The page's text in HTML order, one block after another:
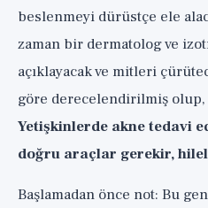
beslenmeyi dürüstçe ele
zaman bir dermatolog ve
açıklayacak ve mitleri
göre derecelendirilmiş olup,
Yetişkinlerde akne tedavi
doğru araçlar gerekir,
Başlamadan önce not: Bu